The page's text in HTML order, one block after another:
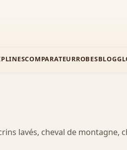
COMPARATEURROBESBLOG
lavés, cheval de montagne,